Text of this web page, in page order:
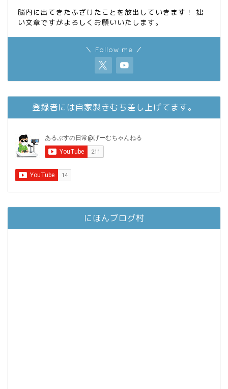
脳内に出てきたふざけたことを放出していきます！ 拙
い文章ですがよろしくお願いいたします。
＼ Follow me ／
登録者には自家製きむち差し上げてます。
にほんブログ村